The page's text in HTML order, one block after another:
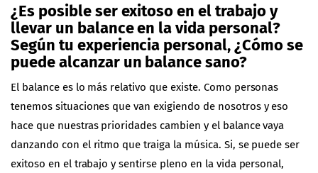
¿Es posible ser exitoso en el trabajo y
llevar un balance en la vida personal?
Según tu experiencia personal, ¿Cómo se
puede alcanzar un balance sano?
El balance es lo más relativo que existe. Como personas
tenemos situaciones que van exigiendo de nosotros y eso
hace que nuestras prioridades cambien y el balance vaya
danzando con el ritmo que traiga la música. Si, se puede ser
exitoso en el trabajo y sentirse pleno en la vida personal,